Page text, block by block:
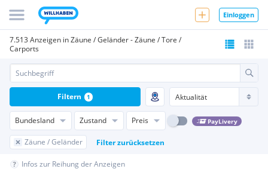
Einloggen
7.513 Anzeigen in Zäune / Geländer - Zäune / Tore /
Carports
Bundesland Zustand Preis PayLivery
Zäune / Geländer Filter zurücksetzen
Filtern 1
Infos zur Reihung der Anzeigen